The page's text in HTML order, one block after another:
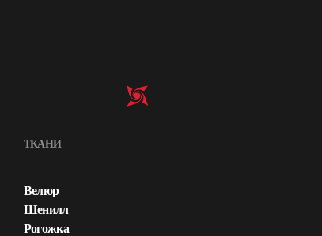
ТКАНИ
Велюр
Шенилл
Рогожка